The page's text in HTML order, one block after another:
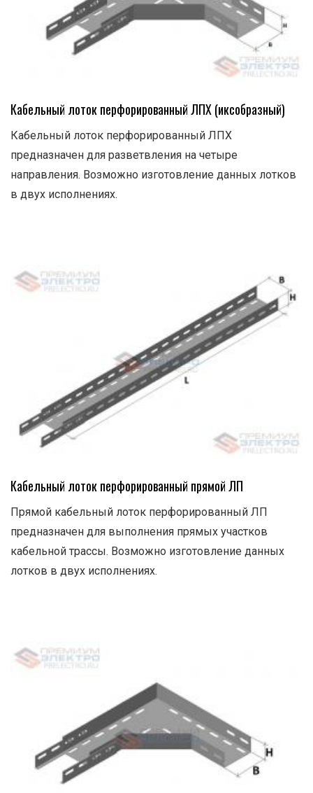
Кабельный лоток перфорированный ЛПХ (иксобразный)
Кабельный лоток перфорированный ЛПХ
предназначен для разветвления на четыре
направления. Возможно изготовление данных лотков
в двух исполнениях.
Кабельный лоток перфорированный прямой ЛП
Прямой кабельный лоток перфорированный ЛП
предназначен для выполнения прямых участков
кабельной трассы. Возможно изготовление данных
лотков в двух исполнениях.